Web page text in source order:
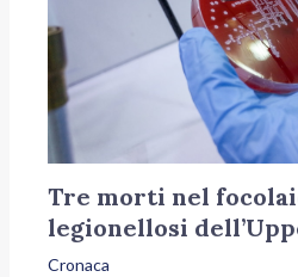
Tre morti nel
legionellosi
Cronaca